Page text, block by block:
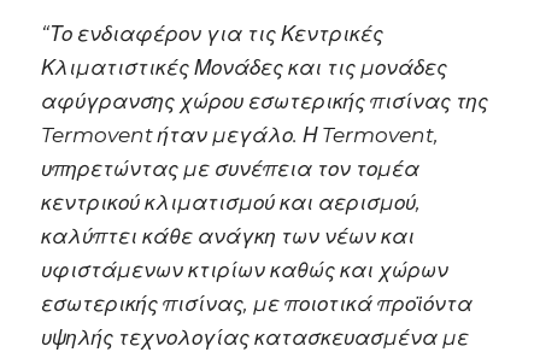
“Το ενδιαφέρον για τις Κεντρικές
Κλιματιστικές Μονάδες και τις μονάδες
αφύγρανσης χώρου εσωτερικής πισίνας της
Termovent ήταν μεγάλο. Η Termovent,
υπηρετώντας με συνέπεια τον τομέα
κεντρικού κλιματισμού και αερισμού,
καλύπτει κάθε ανάγκη των νέων και
υφιστάμενων κτιρίων καθώς και χώρων
εσωτερικής πισίνας, με ποιοτικά προϊόντα
υψηλής τεχνολογίας κατασκευασμένα με